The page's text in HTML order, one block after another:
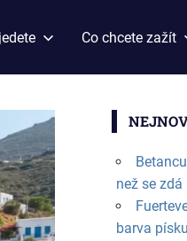
Co chcete zažít
než se zdá
barva písku